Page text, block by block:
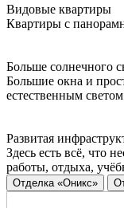
Видовые квартиры
Квартиры с
Больше солнечного
Большие окна и
естественным светом
Развитая
Здесь есть всё, что
работы, отдыха,
Отделка «Оникс»